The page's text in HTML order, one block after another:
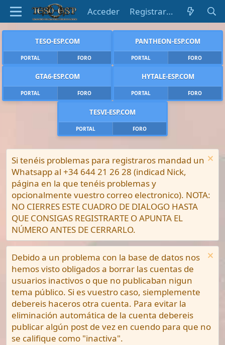
Acceder Registrarse
TESO-ESP.COM
PORTAL FORO
PANTHEON-ESP.COM
PORTAL FORO
GTA6-ESP.COM
PORTAL FORO
HYTALE-ESP.COM
PORTAL FORO
TESVI-ESP.COM
PORTAL FORO
Si tenéis problemas para registraros mandad un
Whatsapp al +34 644 21 26 28 (indicad Nick,
página en la que tenéis problemas y
opcionalmente vuestro correo electronico). NOTA:
NO CIERRES ESTE CUADRO DE DIALOGO HASTA
QUE CONSIGAS REGISTRARTE O APUNTA EL
NÚMERO ANTES DE CERRARLO.
Debido a un problema con la base de datos nos
hemos visto obligados a borrar las cuentas de
usuarios inactivos o que no publicaban nigun
tema público. Si es vuestro caso, siemplemente
debereis haceros otra cuenta. Para evitar la
eliminación automática de la cuenta debereis
publicar algún post de vez en cuendo para que no
se califique como "inactiva".